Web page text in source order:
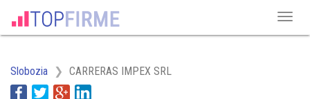
Slobozia CARRERAS IMPEX SRL